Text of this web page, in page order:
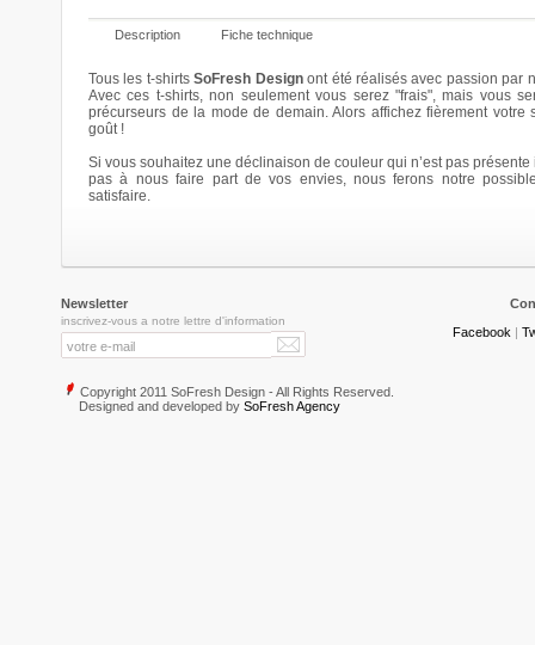
Felt pen
Details
SoFresh
20,00 €
Details
SoFresh
20,00 €
Details
Flower
20,00 €
Details
Description Fiche technique
Tous les t-shirtsSoFresh Designont été réalisés avec passion par
Avec ces t-shirts, non seulement vous serez "frais", mais vous
précurseurs de la mode de demain. Alors affichez fièrement votre
goût !
Si vous souhaitez une déclinaison de couleur qui n’est pas présente
pas à nous faire part de vos envies, nous ferons notre
satisfaire.
Newsletter
inscrivez-vous a notre lettre d'information
Facebook
Copyright 2011 SoFresh Design - All Rights Reserved.
Designed and developed by SoFresh Agency